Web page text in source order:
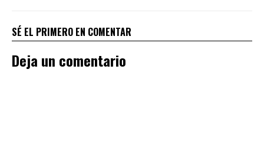
SÉ EL PRIMERO EN COMENTAR
Deja un comentario